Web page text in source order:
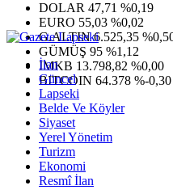
DOLAR 47,71 %0,19
EURO 55,03 %0,02
G.ALTIN6.525,35
GÜMÜŞ 95 %1,12
IMKB 13.798,82 %0,00
BITCOIN 64.378 %-0,30
İlan
Güncel
Lapseki
Belde Ve Köyler
Siyaset
Yerel Yönetim
Turizm
Ekonomi
Resmî İlan